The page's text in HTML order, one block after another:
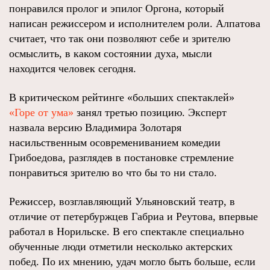
понравился пролог и эпилог Оргона, который
написан режиссером и исполнителем роли. Алпатова
считает, что так они позволяют себе и зрителю
осмыслить, в каком состоянии духа, мысли
находится человек сегодня.
В критическом рейтинге «больших спектаклей»
«Горе от ума» занял третью позицию. Эксперт
назвала версию Владимира Золотаря
насильственным осовремениванием комедии
Грибоедова, разглядев в постановке стремление
понравиться зрителю во что бы то ни стало.
Режиссер, возглавляющий Ульяновский театр, в
отличие от петербуржцев Габриа и Реутова, впервые
работал в Норильске. В его спектакле специально
обученные люди отметили несколько актерских
побед. По их мнению, удач могло быть больше, если